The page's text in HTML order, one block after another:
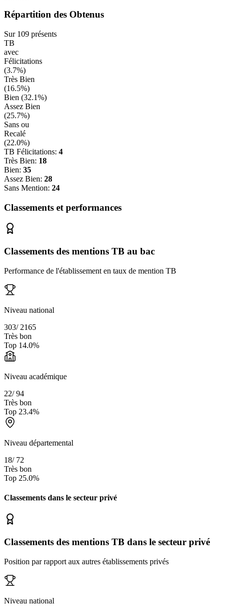
Répartition des Obtenus
Sur 109 présents
TB
avec
Félicitations
(3.7%)
Très Bien
(16.5%)
Bien (32.1%)
Assez Bien
(25.7%)
Sans ou
Recalé
(22.0%)
TB Félicitations: 4
Très Bien: 18
Bien: 35
Assez Bien: 28
Sans Mention: 24
Classements et performances
Classements des mentions TB au bac
Performance de l'établissement en taux de mention TB
Niveau national
303/ 2165
Très bon
Top 14.0%
Niveau académique
22/94
Très bon
Top 23.4%
Niveau départemental
18/ 72
Très bon
Top 25.0%
Classements dans le secteur privé
Classements des mentions TB dans le secteur privé
Position par rapport aux autres établissements privés
Niveau national